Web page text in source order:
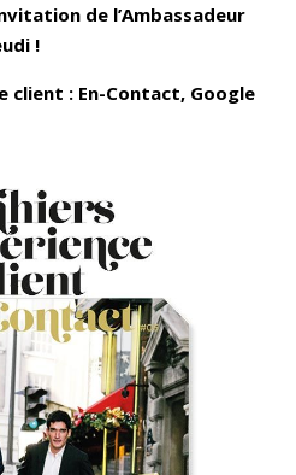
de l’Ambassadeur
!
client : En-Contact, Google